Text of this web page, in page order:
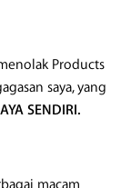
Products
saya, yang
SENDIRI.
macam